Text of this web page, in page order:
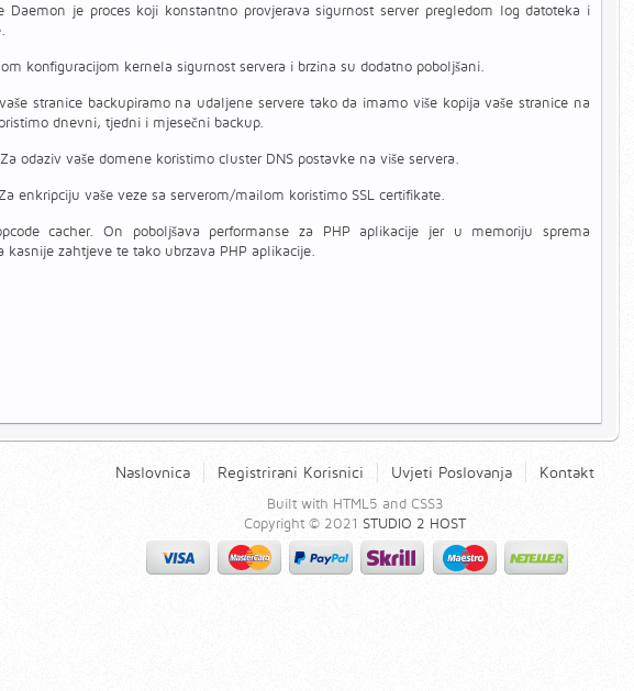
Daemon je proces koji konstantno provjerava sigurnost server pregledom log datoteka i
konfiguracijom kernela sigurnost servera i brzina su dodatno poboljšani.
stranice backupiramo na udaljene servere tako da imamo više kopija vaše stranice na
dnevni, tjedni i mjesečni backup.
odaziv vaše domene koristimo cluster DNS postavke na više servera.
enkripciju vaše veze sa serverom/mailom koristimo SSL certifikate.
cacher. On poboljšava performanse za PHP aplikacije jer u memoriju sprema
kasnije zahtjeve te tako ubrzava PHP aplikacije.
Naslovnica Registrirani Korisnici Uvjeti Poslovanja Kontakt
Built with HTML5 and CSS3
Copyright © 2021 STUDIO 2 HOST